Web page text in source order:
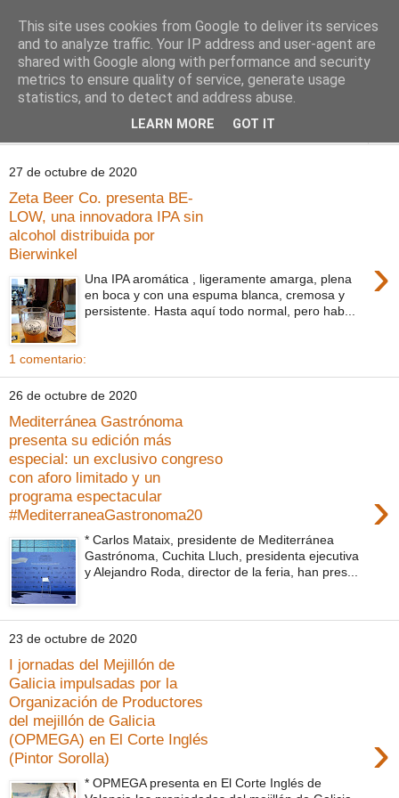
Comoju
La Cocina del Día a Día y el día a día de la Gastronomía
27 de octubre de 2020
Zeta Beer Co. presenta BE-
LOW, una innovadora IPA sin
alcohol distribuida por
Bierwinkel
›
Una IPA aromática , ligeramente amarga, plena
en boca y con una espuma blanca, cremosa y
persistente. Hasta aquí todo normal, pero hab...
1 comentario:
26 de octubre de 2020
Mediterránea Gastrónoma
presenta su edición más
especial: un exclusivo congreso
con aforo limitado y un
programa espectacular
#MediterraneaGastronoma20
›
* Carlos Mataix, presidente de Mediterránea
Gastrónoma, Cuchita Lluch, presidenta ejecutiva
y Alejandro Roda, director de la feria, han pres...
23 de octubre de 2020
I jornadas del Mejillón de
Galicia impulsadas por la
Organización de Productores
del mejillón de Galicia
(OPMEGA) en El Corte Inglés
(Pintor Sorolla)
›
* OPMEGA presenta en El Corte Inglés de
This site uses cookies from Google to deliver its services
and to analyze traffic. Your IP address and user-agent are
shared with Google along with performance and security
metrics to ensure quality of service, generate usage
statistics, and to detect and address abuse.
LEARN MORE GOT IT